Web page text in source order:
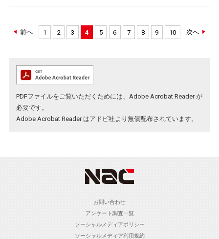
前へ 1 2 3 4 5 6 7 8 9 10 次へ
PDFファイルをご覧いただくためには、Adobe Acrobat Reader が
必要です。
Adobe Acrobat Readerはアドビ社より無償配布されています。
お問い合わせ
アンケート調査一覧
ソーシャルメディアポリシー
ソーシャルメディア利用規約